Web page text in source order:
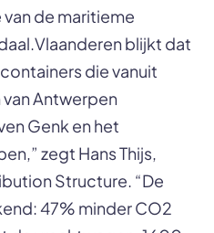
de maritieme
blijkt dat
die vanuit
Antwerpen
Genk en het
zegt Hans Thijs,
Structure. “De
47% minder CO2